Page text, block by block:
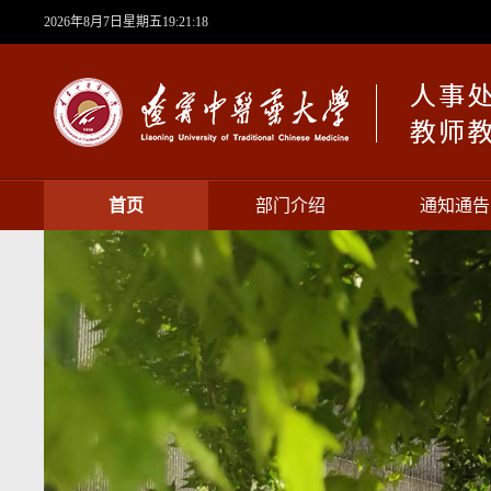
2026年8月7日星期五19:21:18
首页 部门介绍 通知通告